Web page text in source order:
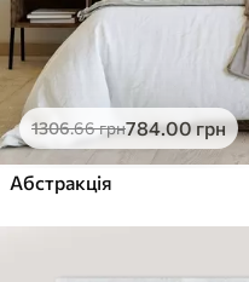
1306.66грн784.00грн
Абстракція